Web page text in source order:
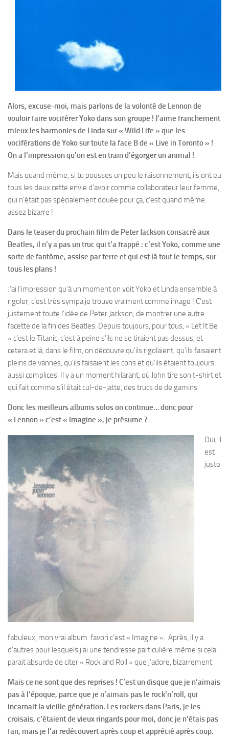
Alors, excuse-moi, mais parlons de la volonté de Lennon de
vouloir faire vociférer Yoko dans son groupe ! J’aime franchement
mieux les harmonies de Linda sur « Wild Life » que les
vociférations de Yoko sur toute la face B de « Live in Toronto » !
On a l’impression qu’on est en train d’égorger un animal !
Mais quand même, si tu pousses un peu le raisonnement, ils ont eu
tous les deux cette envie d’avoir comme collaborateur leur femme,
qui n’était pas spécialement douée pour ça, c’est quand même
assez bizarre !
Dans le teaser du prochain film de Peter Jackson consacré aux
Beatles, il n’y a pas un truc qui t’a frappé : c’est Yoko, comme une
sorte de fantôme, assise par terre et qui est là tout le temps, sur
tous les plans !
J’ai l’impression qu’à un moment on voit Yoko et Linda ensemble à
rigoler, c’est très sympa je trouve vraiment comme image ! C’est
justement toute l’idée de Peter Jackson, de montrer une autre
facette de la fin des Beatles. Depuis toujours, pour tous, « Let It Be
» c’est le Titanic, c’est à peine s’ils ne se tiraient pas dessus, et
cetera et là, dans le film, on découvre qu’ils rigolaient, qu’ils faisaient
pleins de vannes, qu’ils faisaient les cons et qu’ils étaient toujours
aussi complices. Il y a un moment hilarant, où John tire son t-shirt et
qui fait comme s’il était cul-de-jatte, des trucs de de gamins.
Donc les meilleurs albums solos on continue… donc pour
« Lennon » c’est « Imagine », je présume ?
Oui, il
est
juste
fabuleux, mon vrai album favori c’est « Imagine ». Après, il y a
d’autres pour lesquels j’ai une tendresse particulière même si cela
parait absurde de citer « Rock and Roll » que j’adore, bizarrement.
Mais ce ne sont que des reprises ! C’est un disque que je n’aimais
pas à l’époque, parce que je n’aimais pas le rock’n’roll, qui
incarnait la vieille génération. Les rockers dans Paris, je les
croisais, c’étaient de vieux ringards pour moi, donc je n’étais pas
fan, mais je l’ai redécouvert après coup et apprécié après coup.